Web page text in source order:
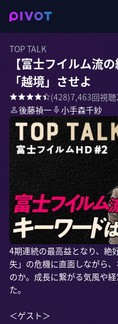
TOP TALK
【富士フイルム流
「越境」させよ
(428)7,463回視聴
後藤禎一
小手森千紗
4期連続の最高益となり、絶
失」の危機に直面しながら
のか。成長に繋がる気風や
た。
＜ゲスト＞